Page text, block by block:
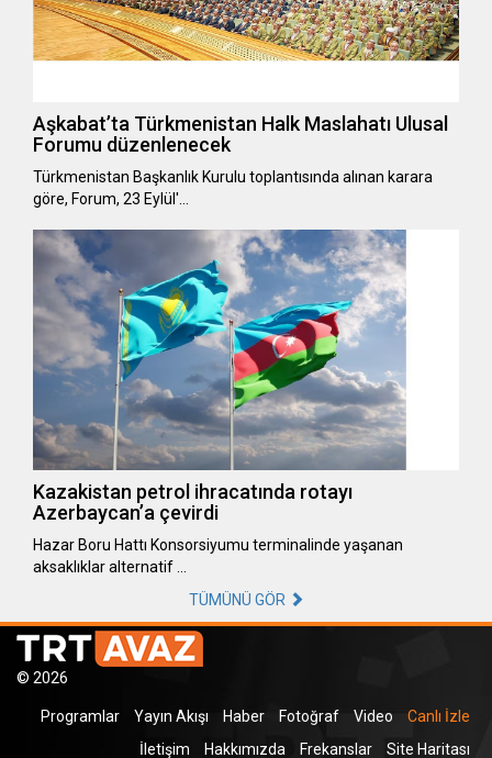
Aşkabat’ta Türkmenistan Halk Maslahatı Ulusal
Forumu düzenlenecek
Türkmenistan Başkanlık Kurulu toplantısında alınan karara
göre, Forum, 23 Eylül'…
Kazakistan petrol ihracatında rotayı
Azerbaycan’a çevirdi
Hazar Boru Hattı Konsorsiyumu terminalinde yaşanan
aksaklıklar alternatif …
TÜMÜNÜ GÖR
© 2026
Programlar Yayın Akışı Haber Fotoğraf Video
Canlı İzle
İletişim
Hakkımızda Frekanslar Site Haritası